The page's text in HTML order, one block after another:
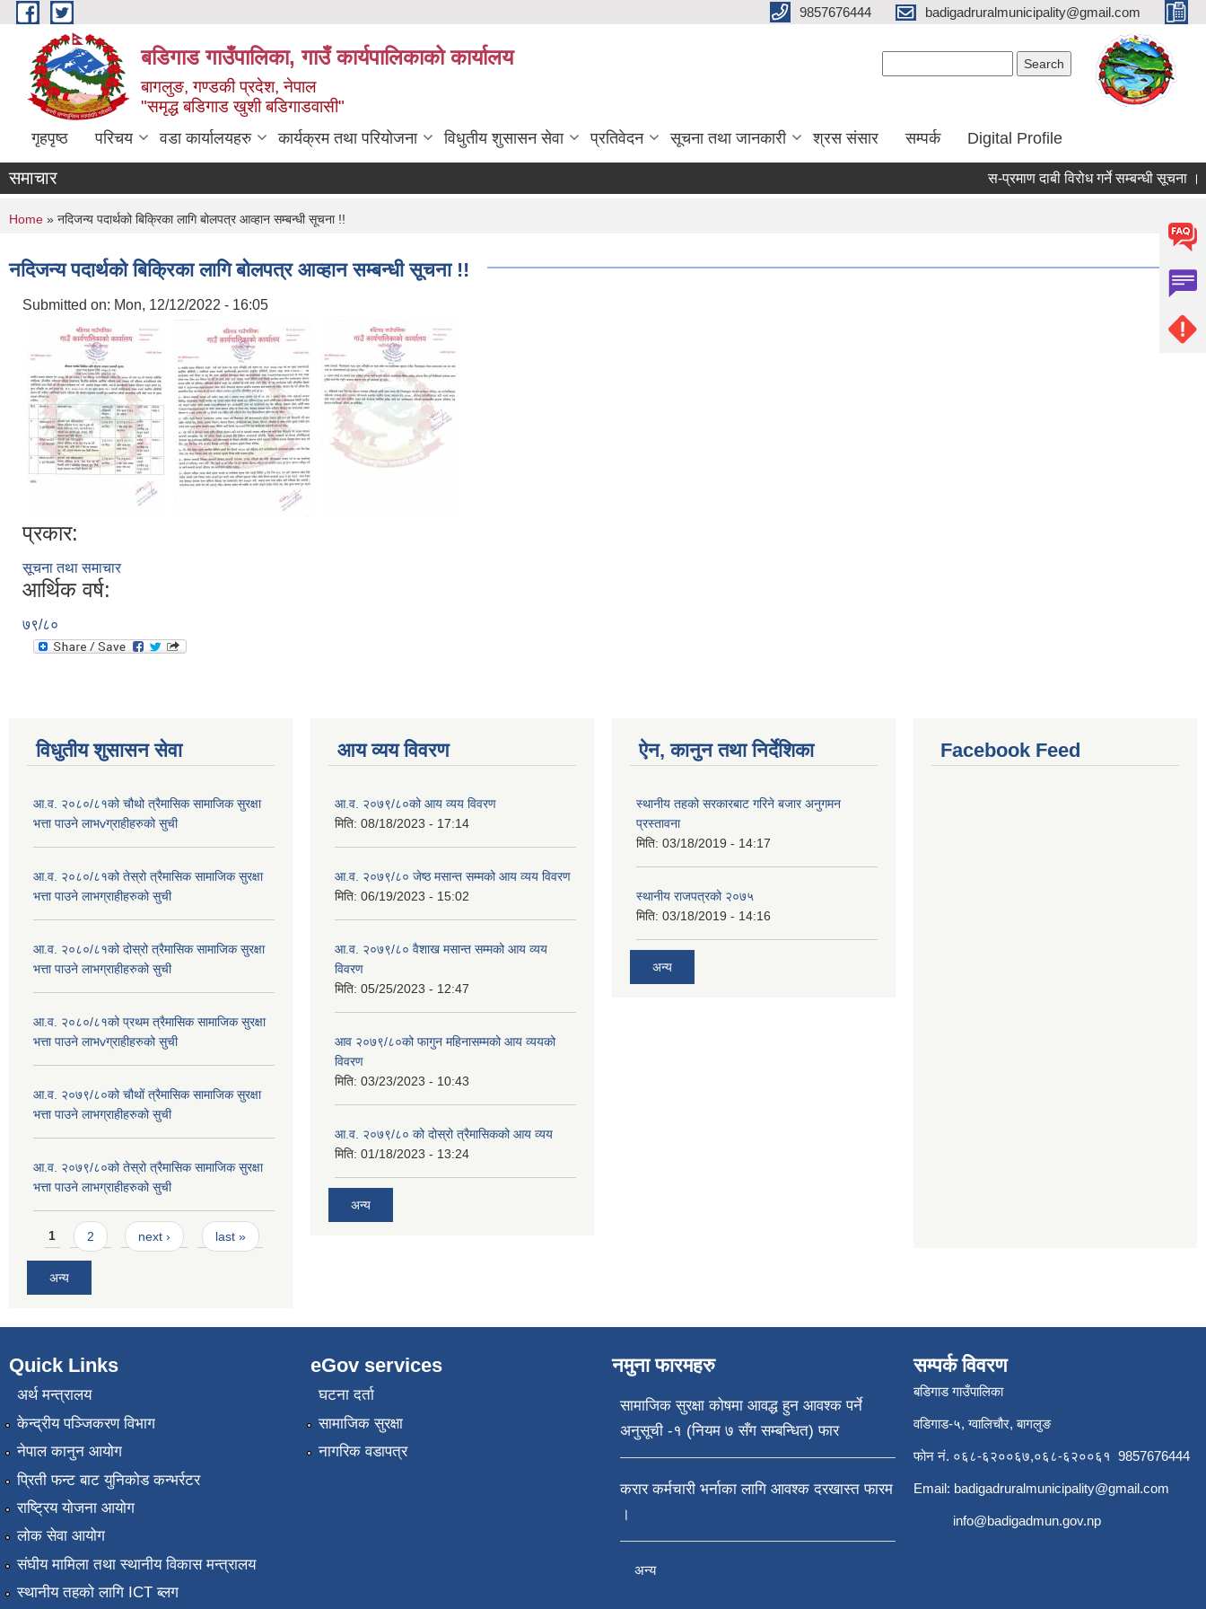
Skip to main content 9857676444 badigadruralmunicipality@gmail.com
बडिगाड गाउँपालिका, गाउँ कार्यपालिकाको कार्यालय
बागलुङ, गण्डकी प्रदेश, नेपाल
"समृद्ध बडिगाड खुशी बडिगाडवासी"
गृहपृष्ठ परिचय वडा कार्यालयहरु कार्यक्रम तथा परियोजना विधुतीय शुसासन सेवा प्रतिवेदन सूचना तथा जानकारी श्रस संसार सम्पर्क Digital Profile
समाचार स-प्रमाण दाबी विरोध गर्ने सम्बन्धी सूचना ।
You are here
Home » नदिजन्य पदार्थको बिक्रिका लागि बोलपत्र आव्हान सम्बन्धी सूचना !!
नदिजन्य पदार्थको बिक्रिका लागि बोलपत्र आव्हान सम्बन्धी सूचना !!
Submitted on: Mon, 12/12/2022 - 16:05
प्रकार:
सूचना तथा समाचार
आर्थिक वर्ष:
७९/८०
विधुतीय शुसासन सेवा
आ.व. २०८०/८१को चौथो त्रैमासिक सामाजिक सुरक्षा
भत्ता पाउने लाभvग्राहीहरुको सुची
आ.व. २०८०/८१को तेस्रो त्रैमासिक सामाजिक सुरक्षा
भत्ता पाउने लाभग्राहीहरुको सुची
आ.व. २०८०/८१को दोस्रो त्रैमासिक सामाजिक सुरक्षा
भत्ता पाउने लाभग्राहीहरुको सुची
आ.व. २०८०/८१को प्रथम त्रैमासिक सामाजिक सुरक्षा
भत्ता पाउने लाभvग्राहीहरुको सुची
आ.व. २०७९/८०को चौथों त्रैमासिक सामाजिक सुरक्षा
भत्ता पाउने लाभग्राहीहरुको सुची
आ.व. २०७९/८०को तेस्रो त्रैमासिक सामाजिक सुरक्षा
भत्ता पाउने लाभग्राहीहरुको सुची
Pages
1 2 next › last »
अन्य
आय व्यय विवरण
आ.व. २०७९/८०को आय व्यय विवरण
मिति: 08/18/2023 - 17:14
आ.व. २०७९/८० जेष्ठ मसान्त सम्मको आय व्यय विवरण
मिति: 06/19/2023 - 15:02
आ.व. २०७९/८० वैशाख मसान्त सम्मको आय व्यय
विवरण
मिति: 05/25/2023 - 12:47
आव २०७९/८०को फागुन महिनासम्मको आय व्ययको
विवरण
मिति: 03/23/2023 - 10:43
आ.व. २०७९/८० को दोस्रो त्रैमासिकको आय व्यय
मिति: 01/18/2023 - 13:24
अन्य
ऐन, कानुन तथा निर्देशिका
स्थानीय तहको सरकारबाट गरिने बजार अनुगमन
प्रस्तावना
मिति: 03/18/2019 - 14:17
स्थानीय राजपत्रको २०७५
मिति: 03/18/2019 - 14:16
अन्य
Facebook Feed
Quick Links
अर्थ मन्त्रालय
केन्द्रीय पञ्जिकरण विभाग
नेपाल कानुन आयोग
प्रिती फन्ट बाट युनिकोड कन्भर्रटर
राष्ट्रिय योजना आयोग
लोक सेवा आयोग
संघीय मामिला तथा स्थानीय विकास मन्त्रालय
स्थानीय तहको लागि ICT ब्लग
eGov services
घटना दर्ता
सामाजिक सुरक्षा
नागरिक वडापत्र
नमुना फारमहरु
सामाजिक सुरक्षा कोषमा आवद्ध हुन आवश्क पर्ने
अनुसूची -१ (नियम ७ सँग सम्बन्धित) फार
करार कर्मचारी भर्नाका लागि आवश्क दरखास्त फारम
।
अन्य
सम्पर्क विवरण
बडिगाड गाउँपालिका
वडिगाड-५, ग्वालिचौर, बागलुङ
फोन नं. ०६८-६२००६७,०६८-६२००६१ 9857676444
Email: badigadruralmunicipality@gmail.com
info@badigadmun.gov.np